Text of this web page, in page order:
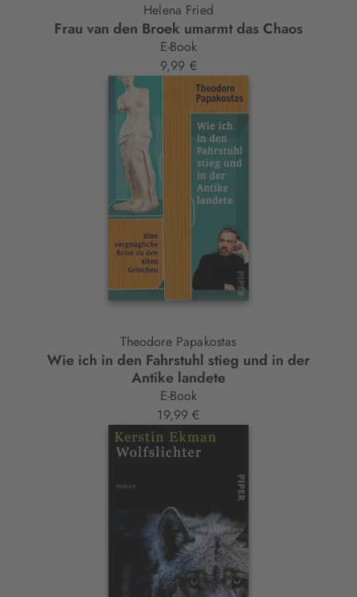
Helena Fried
Frau van den Broek umarmt das Chaos
E-Book
9,99 €
Theodore Papakostas
Wie ich in den Fahrstuhl stieg und in der
Antike landete
E-Book
19,99 €